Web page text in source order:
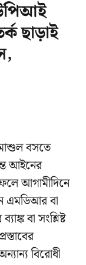
ছাড়াই
বসতে
আইনের
আগামীদিনে
এমডিআর বা
বা সংশ্লিষ্ট
বিরোধী